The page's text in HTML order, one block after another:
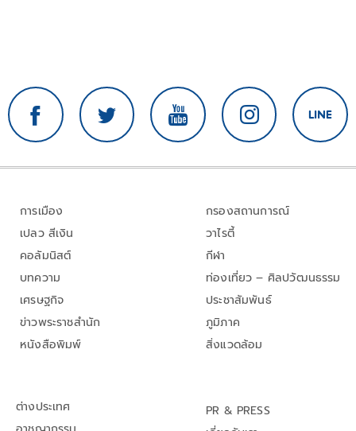
การเมือง
เปลว สีเงิน
คอลัมนิสต์
บทความ
เศรษฐกิจ
ข่าวพระราชสำนัก
หนังสือพิมพ์
กรองสถานการณ์
วาไรตี้
กีฬา
ท่องเที่ยว – ศิลปวัฒนธรรม
ประชาสัมพันธ์
ภูมิภาค
สิ่งแวดล้อม
ต่างประเทศ
PR & PRESS